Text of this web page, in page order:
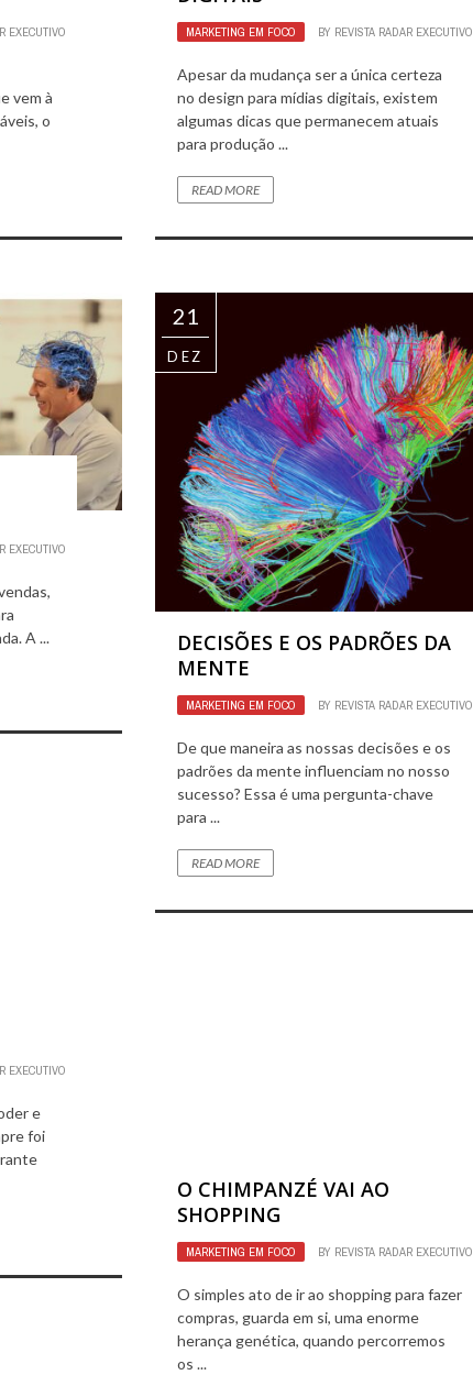
EXECUTIVO
vem à
o
MARKETING EM FOCO BY REVISTA RADAR EXECUTIVO
Apesar da mudança ser a única certeza
no design para mídias digitais, existem
algumas dicas que permanecem atuais
para produção ...
READ MORE
EXECUTIVO
A ...
21
DEZ
DECISÕES E OS PADRÕES DA
MENTE
MARKETING EM FOCO BY REVISTA RADAR EXECUTIVO
De que maneira as nossas decisões e os
padrões da mente influenciam no nosso
sucesso? Essa é uma pergunta-chave
para ...
READ MORE
EXECUTIVO
e
foi
O CHIMPANZÉ VAI AO
SHOPPING
MARKETING EM FOCO BY REVISTA RADAR EXECUTIVO
O simples ato de ir ao shopping para fazer
compras, guarda em si, uma enorme
herança genética, quando percorremos
os ...